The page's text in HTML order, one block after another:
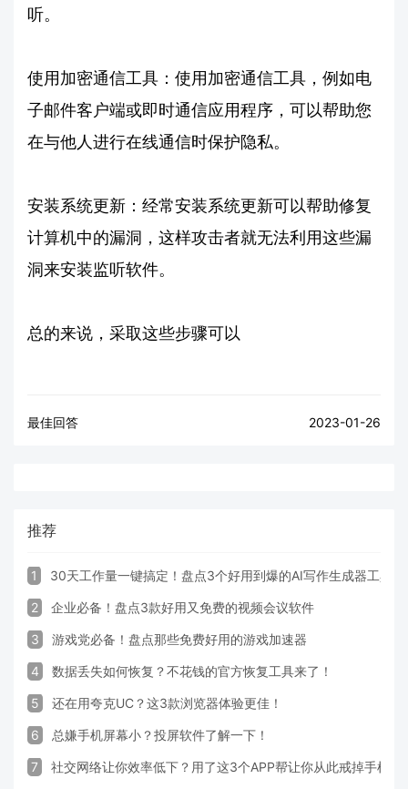
听。
使用加密通信工具：使用加密通信工具，例如电
子邮件客户端或即时通信应用程序，可以帮助您
在与他人进行在线通信时保护隐私。
安装系统更新：经常安装系统更新可以帮助修复
计算机中的漏洞，这样攻击者就无法利用这些漏
洞来安装监听软件。
总的来说，采取这些步骤可以
最佳回答 2023-01-26
推荐
1 30天工作量一键搞定！盘点3个好用到爆的AI写作生成器工具
2 企业必备！盘点3款好用又免费的视频会议软件
3 游戏党必备！盘点那些免费好用的游戏加速器
4 数据丢失如何恢复？不花钱的官方恢复工具来了！
5 还在用夸克UC？这3款浏览器体验更佳！
6 总嫌手机屏幕小？投屏软件了解一下！
7 社交网络让你效率低下？用了这3个APP帮让你从此戒掉手机！